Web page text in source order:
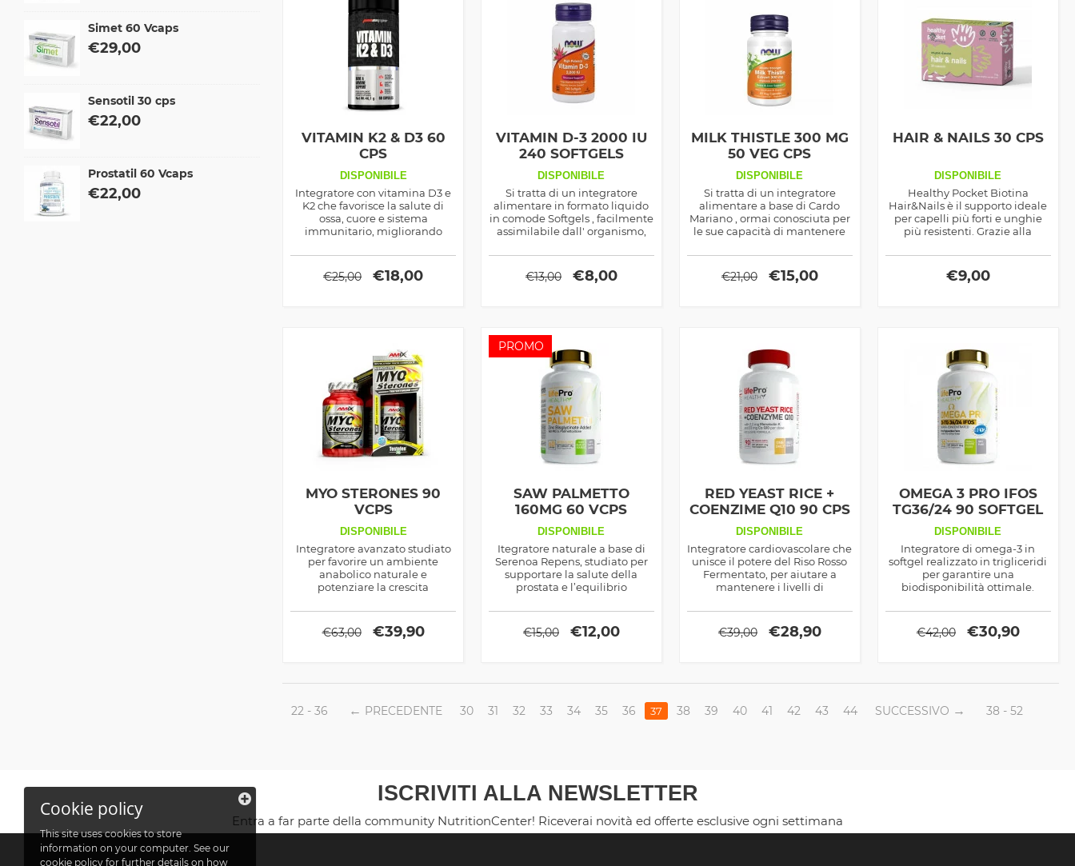
Simet 60 Vcaps
€29,00
Sensotil 30 cps
€22,00
Prostatil 60 Vcaps
€22,00
VITAMIN K2 & D3 60
CPS
DISPONIBILE
Integratore con vitamina D3 e
K2 che favorisce la salute di
ossa, cuore e sistema
immunitario, migliorando
sua corretta distribuzione
nell’organismo.
€25,00 €18,00
VITAMIN D-3 2000 IU
240 SOFTGELS
DISPONIBILE
Si tratta di un integratore
alimentare in formato liquido
in comode Softgels , facilmente
assimilabile dall' organismo,
i livelli di vitamina D3 , già
naturalmente presente nel
nostro corpo, in particolare
€13,00 €8,00
MILK THISTLE 300 MG
50 VEG CPS
DISPONIBILE
Si tratta di un integratore
alimentare a base di Cardo
Mariano , ormai conosciuta per
le sue capacità di mantenere
epatico e di sostenere i processi
di disintossicazione dell'
organismo .
€21,00 €15,00
HAIR & NAILS 30 CPS
DISPONIBILE
Healthy Pocket Biotina
Hair&Nails è il supporto ideale
per capelli più forti e unghie
più resistenti. Grazie alla
favorisce la crescita, riduce la
fragilità e protegge dagli stress
quotidiani, donando un
€9,00
MYO STERONES 90
VCPS
DISPONIBILE
Integratore avanzato studiato
per favorire un ambiente
anabolico naturale e
potenziare la crescita
sinergia di estratti botanici,
attivatori anabolici e nutrienti
essenziali, stimola la sintesi
€63,00 €39,90
PROMO
SAW PALMETTO
160MG 60 VCPS
DISPONIBILE
Itegratore naturale a base di
Serenoa Repens, studiato per
supportare la salute della
prostata e l’equilibrio
estratto per capsula, può
favorire il benessere urinario e
contribuire a contrastare la
€15,00 €12,00
RED YEAST RICE +
COENZIME Q10 90 CPS
DISPONIBILE
Integratore cardiovascolare che
unisce il potere del Riso Rosso
Fermentato, per aiutare a
mantenere i livelli di
Coenzime Q10, un potente
antiossidante che favorisce la
produzione di energia nelle
€39,00 €28,90
OMEGA 3 PRO IFOS
TG36/24 90 SOFTGEL
DISPONIBILE
Integratore di omega-3 in
softgel realizzato in trigliceridi
per garantire una
biodisponibilità ottimale.
salute cardiovascolare,
cognitiva e l'azione
antinfiammatoria.
€42,00 €30,90
22 - 36 PRECEDENTE 30 31 32 33 34 35 36 37 38 39 40 41 42 43 44 SUCCESSIVO 38 - 52
ISCRIVITI ALLA NEWSLETTER
Entra a far parte della community NutritionCenter! Riceverai novità ed offerte esclusive ogni settimana
Cookie policy
This site uses cookies to store
information on your computer. See our
cookie policy for further details on how